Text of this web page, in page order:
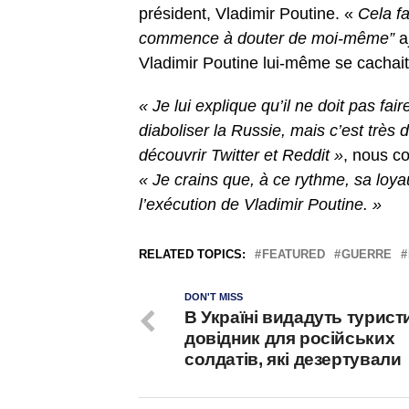
président, Vladimir Poutine. « Cela
commence à douter de moi-même”
Vladimir Poutine lui-même se
« Je lui explique qu’il ne doit pas
diaboliser la Russie, mais c’est très
découvrir Twitter et Reddit », nous
« Je crains que, à ce rythme, sa
l’exécution de Vladimir Poutine. »
RELATED TOPICS: FEATURED GUERRE
DON'T MISS
В Україні видадуть
довідник для російських
солдатів, які дезертували